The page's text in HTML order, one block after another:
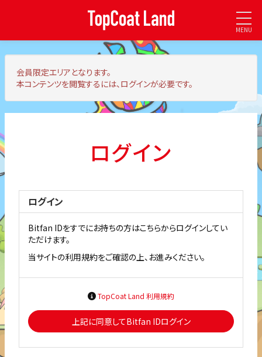
MENU
会員限定エリア となります。
本コンテンツを閲覧するには、ログインが必要です。
ログイン
ログイン
Bitfan IDをすでにお持ちの方はこちらからログインしてい
ただけます。
当サイトの利用規約をご確認の上、お進みください。
TopCoat Land 利用規約
上記に同意してBitfan IDログイン